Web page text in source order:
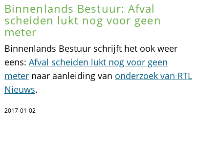
Binnenlands Bestuur: Afval
scheiden lukt nog voor geen
meter
Binnenlands Bestuur schrijft het ook weer
eens: Afval scheiden lukt nog voor geen
meternaar aanleiding van onderzoek van RTL
Nieuws.
2017-01-02